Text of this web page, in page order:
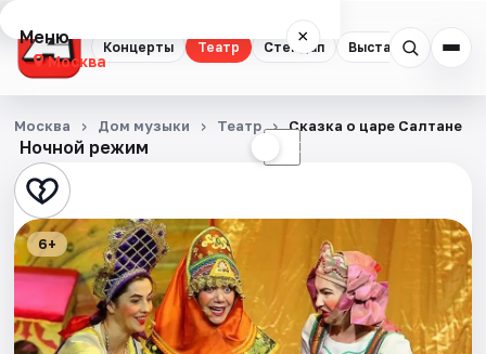
Концерты Театр Стендап Выставки
Меню ×
Москва
Концерты
Театр
Стендап
Выставки
Квесты
Ночной режим ☾
Москва Дом музыки Театр Сказка о царе Салтане
6+